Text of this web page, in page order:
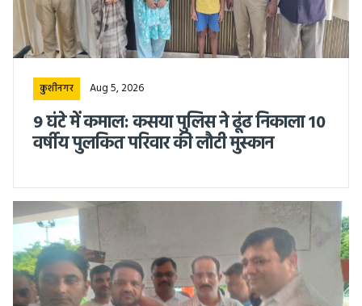
कुशीनगर Aug 5, 2026
9 घंटे में कमाल: कसया पुलिस ने ढूंढ निकाला 10
वर्षीय पुलकित परिवार की लौटी मुस्कान